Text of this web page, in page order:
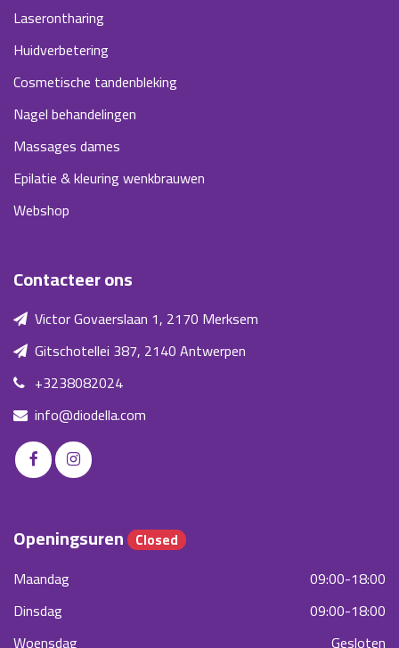
Laserontharing
Huidverbetering
Cosmetische tandenbleking
Nagel behandelingen
Massages dames
Epilatie & kleuring wenkbrauwen
Webshop
Contacteer ons
Victor Govaerslaan 1, 2170 Merksem
Gitschotellei 387, 2140 Antwerpen
+3238082024
info@diodella.com
Openingsuren Closed
Maandag
09:00-18:00
Dinsdag
09:00-18:00
Woensdag
Gesloten